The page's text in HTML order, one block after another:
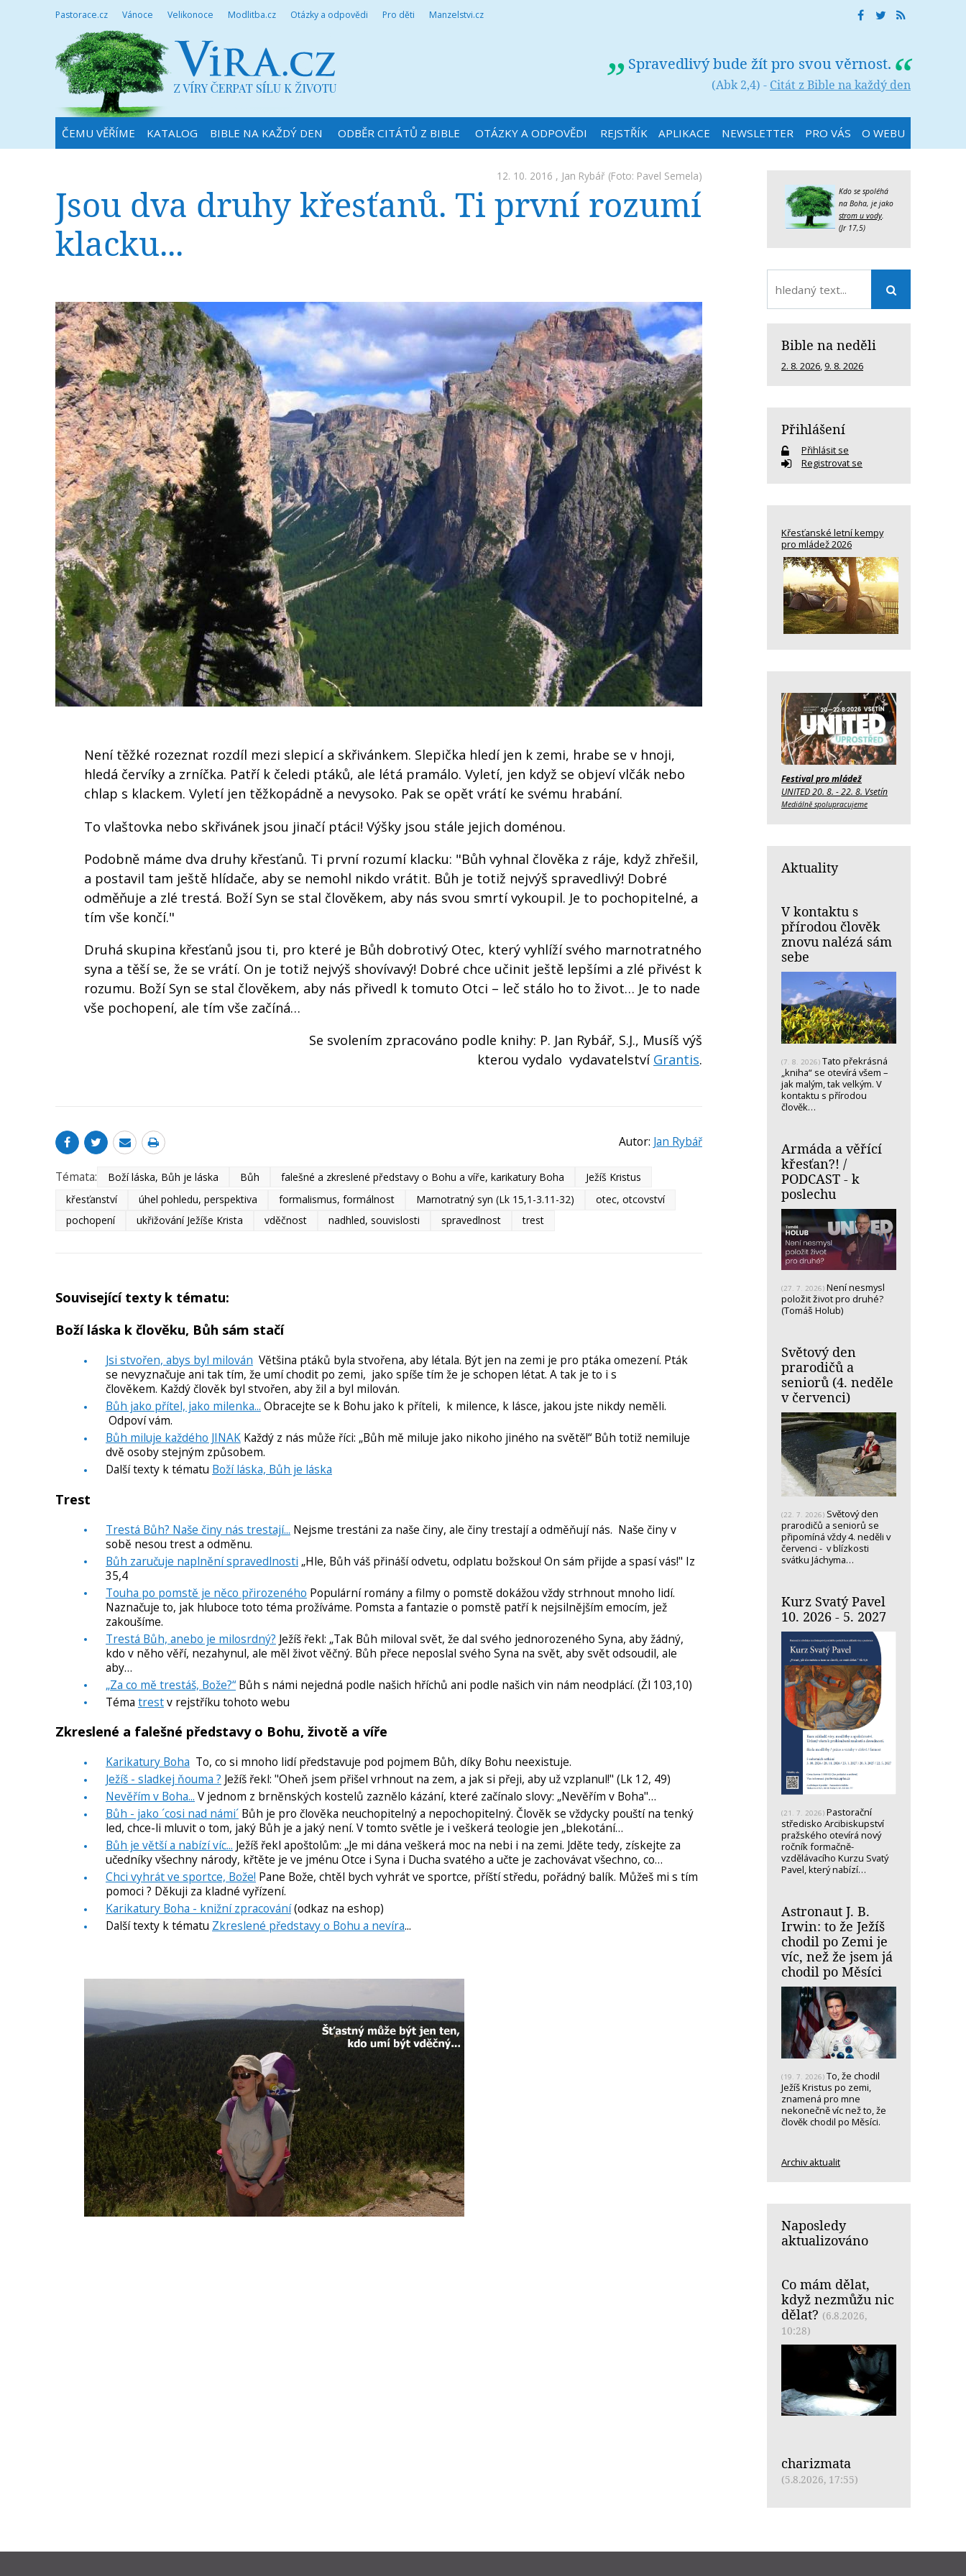
Pastorace.cz Vánoce Velikonoce Modlitba.cz Otázky a odpovědi Pro děti Manzelstvi.cz
Spravedlivý bude žít pro svou věrnost.
(Abk 2,4) - Citát z Bible na každý den
ČEMU VĚŘÍME KATALOG BIBLE NA KAŽDÝ DEN ODBĚR CITÁTŮ Z BIBLE OTÁZKY A ODPOVĚDI REJSTŘÍK APLIKACE NEWSLETTER PRO VÁS O WEBU
12. 10. 2016 , Jan Rybář (Foto: Pavel Semela)
Jsou dva druhy křesťanů. Ti první rozumí
klacku...
Není těžké rozeznat rozdíl mezi slepicí a skřivánkem. Slepička hledí jen k zemi, hrabe se v hnoji,
hledá červíky a zrníčka. Patří k čeledi ptáků, ale létá pramálo. Vyletí, jen když se objeví vlčák nebo
chlap s klackem. Vyletí jen těžkopádně a nevysoko. Pak se opět vrátí ke svému hrabání.
To vlaštovka nebo skřivánek jsou jinačí ptáci! Výšky jsou stále jejich doménou.
Podobně máme dva druhy křesťanů. Ti první rozumí klacku: "Bůh vyhnal člověka z ráje, když zhřešil,
a postavil tam ještě hlídače, aby se nemohl nikdo vrátit. Bůh je totiž nejvýš spravedlivý! Dobré
odměňuje a zlé trestá. Boží Syn se stal člověkem, aby nás svou smrtí vykoupil. Je to pochopitelné, a
tím vše končí."
Druhá skupina křesťanů jsou ti, pro které je Bůh dobrotivý Otec, který vyhlíží svého marnotratného
syna a těší se, že se vrátí. On je totiž nejvýš shovívavý! Dobré chce učinit ještě lepšími a zlé přivést k
rozumu. Boží Syn se stal člověkem, aby nás přivedl k tomuto Otci – leč stálo ho to život… Je to nade
vše pochopení, ale tím vše začíná…
Se svolením zpracováno podle knihy: P. Jan Rybář, S.J., Musíš výš
kterou vydalo vydavatelství Grantis.
Autor: Jan Rybář
Témata: Boží láska, Bůh je láska Bůh falešné a zkreslené představy o Bohu a víře, karikatury Boha
Ježíš Kristus
křesťanství
úhel pohledu, perspektiva formalismus, formálnost Marnotratný syn (Lk 15,1-3.11-32)
otec, otcovství
pochopení
ukřižování Ježíše Krista vděčnost nadhled, souvislosti spravedlnost trest
Související texty k tématu:
Boží láska k člověku, Bůh sám stačí
Jsi stvořen, abys byl milován Většina ptáků byla stvořena, aby létala. Být jen na zemi je pro ptáka omezení. Pták
se nevyznačuje ani tak tím, že umí chodit po zemi, jako spíše tím že je schopen létat. A tak je to i s
člověkem. Každý člověk byl stvořen, aby žil a byl milován.
Bůh jako přítel, jako milenka... Obracejte se k Bohu jako k příteli, k milence, k lásce, jakou jste nikdy neměli.
Odpoví vám.
Bůh miluje každého JINAK Každý z nás může říci: „Bůh mě miluje jako nikoho jiného na světě!“ Bůh totiž nemiluje
dvě osoby stejným způsobem.
Další texty k tématu Boží láska, Bůh je láska
Trest
Trestá Bůh? Naše činy nás trestají... Nejsme trestáni za naše činy, ale činy trestají a odměňují nás. Naše činy v
sobě nesou trest a odměnu.
Bůh zaručuje naplnění spravedlnosti „Hle, Bůh váš přináší odvetu, odplatu božskou! On sám přijde a spasí vás!" Iz
35,4
Touha po pomstě je něco přirozeného Populární romány a filmy o pomstě dokážou vždy strhnout mnoho lidí.
Naznačuje to, jak hluboce toto téma prožíváme. Pomsta a fantazie o pomstě patří k nejsilnějším emocím, jež
zakoušíme.
Trestá Bůh, anebo je milosrdný? Ježíš řekl: „Tak Bůh miloval svět, že dal svého jednorozeného Syna, aby žádný,
kdo v něho věří, nezahynul, ale měl život věčný. Bůh přece neposlal svého Syna na svět, aby svět odsoudil, ale
aby…
„Za co mě trestáš, Bože?“Bůh s námi nejedná podle našich hříchů ani podle našich vin nám neodplácí. (Žl 103,10)
Téma trestv rejstříku tohoto webu
Zkreslené a falešné představy o Bohu, životě a víře
Karikatury Boha To, co si mnoho lidí představuje pod pojmem Bůh, díky Bohu neexistuje.
Ježíš - sladkej ňouma ? Ježíš řekl: "Oheň jsem přišel vrhnout na zem, a jak si přeji, aby už vzplanul!" (Lk 12, 49)
Nevěřím v Boha... V jednom z brněnských kostelů zaznělo kázání, které začínalo slovy: „Nevěřím v Boha"…
Bůh - jako ´cosi nad námi´ Bůh je pro člověka neuchopitelný a nepochopitelný. Člověk se vždycky pouští na tenký
led, chce-li mluvit o tom, jaký Bůh je a jaký není. V tomto světle je i veškerá teologie jen „blekotání…
Bůh je větší a nabízí víc... Ježíš řekl apoštolům: „Je mi dána veškerá moc na nebi i na zemi. Jděte tedy, získejte za
učedníky všechny národy, křtěte je ve jménu Otce i Syna i Ducha svatého a učte je zachovávat všechno, co…
Chci vyhrát ve sportce, Bože! Pane Bože, chtěl bych vyhrát ve sportce, příští středu, pořádný balík. Můžeš mi s tím
pomoci ? Děkuji za kladné vyřízení.
Karikatury Boha - knižní zpracování(odkaz na eshop)
Další texty k tématu Zkreslené představy o Bohu a nevíra...
Kdo se spoléhá
na Boha, je jako
strom u vody.
(Jr 17,5)
Bible na neděli
2. 8. 2026, 9. 8. 2026
Přihlášení
Přihlásit se
Registrovat se
Křesťanské letní kempy
pro mládež 2026
Festival pro mládež
UNITED 20. 8. - 22. 8. Vsetín
Mediálně spolupracujeme
Aktuality
V kontaktu s
přírodou člověk
znovu nalézá sám
sebe
(7. 8. 2026) Tato překrásná
„kniha“ se otevírá všem –
jak malým, tak velkým. V
kontaktu s přírodou
člověk…
Armáda a věřící
křesťan?! /
PODCAST - k
poslechu
(27. 7. 2026) Není nesmysl
položit život pro druhé?
(Tomáš Holub)
Světový den
prarodičů a
seniorů (4. neděle
v červenci)
(22. 7. 2026) Světový den
prarodičů a seniorů se
připomíná vždy 4. neděli v
červenci - v blízkosti
svátku Jáchyma…
Kurz Svatý Pavel
10. 2026 - 5. 2027
(21. 7. 2026) Pastorační
středisko Arcibiskupství
pražského otevírá nový
ročník formačně-
vzdělávacího Kurzu Svatý
Pavel, který nabízí…
Astronaut J. B.
Irwin: to že Ježíš
chodil po Zemi je
víc, než že jsem já
chodil po Měsíci
(19. 7. 2026) To, že chodil
Ježíš Kristus po zemi,
znamená pro mne
nekonečně víc než to, že
člověk chodil po Měsíci.
Archiv aktualit
Naposledy
aktualizováno
Co mám dělat,
když nezmůžu nic
dělat? (6.8.2026,
10:28)
charizmata
(5.8.2026, 17:55)